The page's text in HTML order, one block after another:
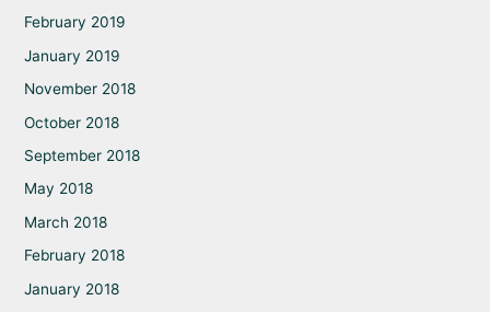
February 2019
January 2019
November 2018
October 2018
September 2018
May 2018
March 2018
February 2018
January 2018